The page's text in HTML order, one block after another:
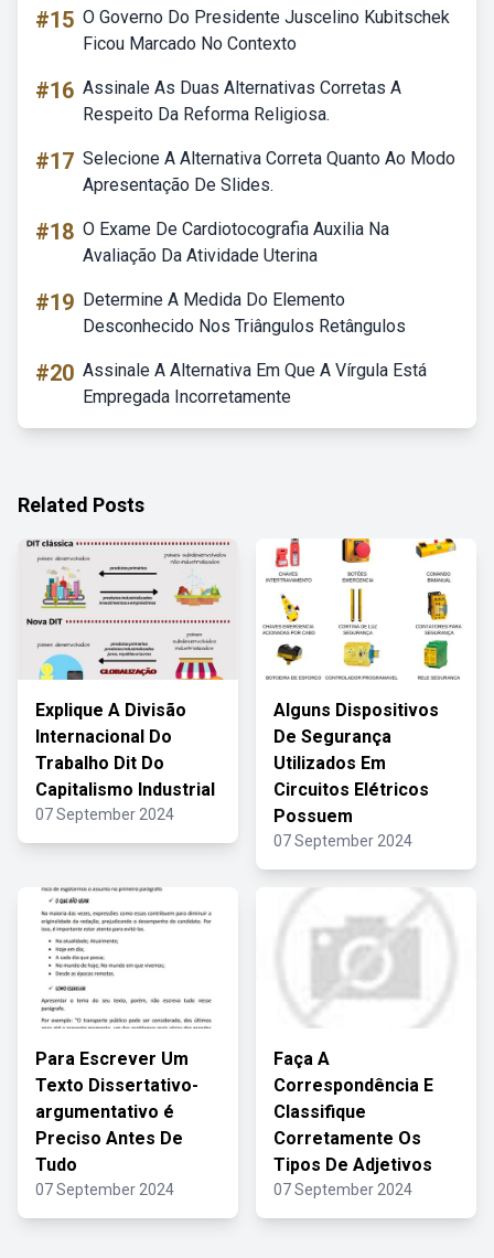
#15 O Governo Do Presidente Juscelino Kubitschek
Ficou Marcado No Contexto
#16 Assinale As Duas Alternativas Corretas A
Respeito Da Reforma Religiosa.
#17 Selecione A Alternativa Correta Quanto Ao Modo
Apresentação De Slides.
#18 O Exame De Cardiotocografia Auxilia Na
Avaliação Da Atividade Uterina
#19 Determine A Medida Do Elemento
Desconhecido Nos Triângulos Retângulos
#20 Assinale A Alternativa Em Que A Vírgula Está
Empregada Incorretamente
Related Posts
Explique A Divisão
Internacional Do
Trabalho Dit Do
Capitalismo Industrial
07 September 2024
Alguns Dispositivos
De Segurança
Utilizados Em
Circuitos Elétricos
Possuem
07 September 2024
Para Escrever Um
Texto Dissertativo-
argumentativo é
Preciso Antes De
Tudo
07 September 2024
Faça A
Correspondência E
Classifique
Corretamente Os
Tipos De Adjetivos
07 September 2024